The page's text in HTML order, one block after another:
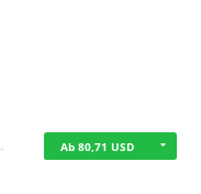
Ab 80,71 USD